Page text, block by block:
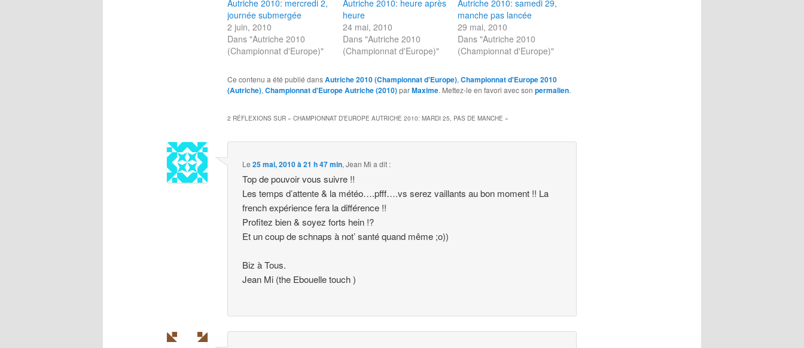
Autriche 2010: mercredi 2,
journée submergée
2 juin, 2010
Dans "Autriche 2010
(Championnat d'Europe)"
Autriche 2010: heure après
heure
24 mai, 2010
Dans "Autriche 2010
(Championnat d'Europe)"
Autriche 2010: samedi 29,
manche pas lancée
29 mai, 2010
Dans "Autriche 2010
(Championnat d'Europe)"
Ce contenu a été publié dansAutriche 2010 (Championnat d'Europe), Championnat d'Europe 2010
(Autriche), Championnat d'Europe Autriche (2010)parMaxime. Mettez-le en favori avec son permalien.
2 RÉFLEXIONS SUR « CHAMPIONNAT D’EUROPE AUTRICHE 2010: MARDI 25, PAS DE MANCHE »
Le25 mai, 2010 à 21 h 47 min,Jean Mi a dit :
Top de pouvoir vous suivre !!
Les temps d’attente & la météo….pfff….vs serez vaillants au bon moment !! La
french expérience fera la différence !!
Profitez bien & soyez forts hein !?
Et un coup de schnaps à not’ santé quand même ;o))
Biz à Tous.
Jean Mi (the Ebouelle touch )